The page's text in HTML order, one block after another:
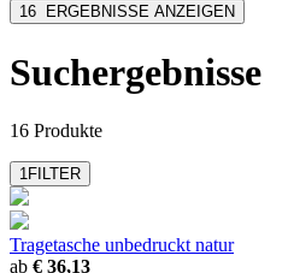
Carpad
LOGISCH ÖKO
MESSERLE
mehr anzeigen
rPET
16 ERGEBNISSE ANZEIGEN
Suchergebnisse
16 Produkte
1FILTER
Tragetasche unbedruckt natur
ab € 36,13